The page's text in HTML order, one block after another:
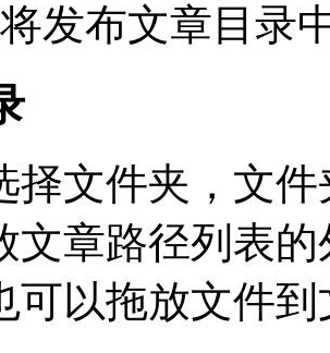
发布文章目录
择文件夹，文
文章路径列表
可以拖放文件